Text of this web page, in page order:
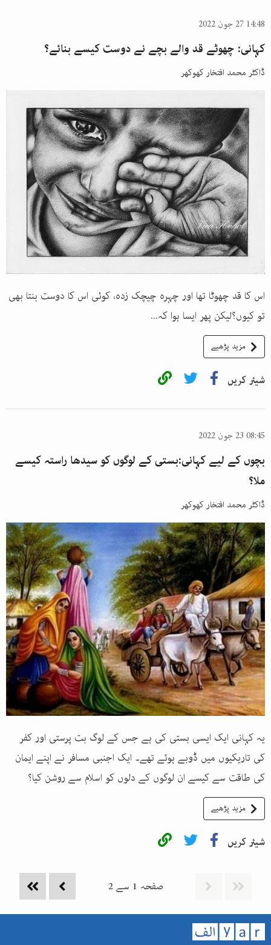
14:48 27 جون 2022
کہانی: چھوٹے قد والے بچے نے دوست کیسے بنائے؟
ڈاکٹر محمد افتخار کھوکھر
اس کا قد چھوٹا تھا اور چہرہ چیچک زدہ، کوئی اس کا دوست بنتا بھی
تو کیوں؟لیکن پھر ایسا ہوا کہ...
مزید پڑھیے
شیئر کریں
08:45 23 جون 2022
بچوں کے لیے کہانی:بستی کے لوگوں کو سیدھا راستہ کیسے
ملا؟
ڈاکٹر محمد افتخار کھوکھر
یہ کہانی ایک ایسی بستی کی ہے جس کے لوگ بت پرستی اور کفر
کی تاریکیوں میں ڈوبے ہوئے تھے۔ ایک اجنبی مسافر نے اپنے ایمان
کی طاقت سے کیسے ان لوگوں کے دلوں کو اسلام سے روشن کیا؟
مزید پڑھیے
شیئر کریں
صفحہ 1 سے 2